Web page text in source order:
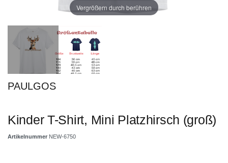
Vergrößern durch berühren
PAULGOS
Kinder T-Shirt, Mini Platzhirsch (groß)
Artikelnummer NEW-6750